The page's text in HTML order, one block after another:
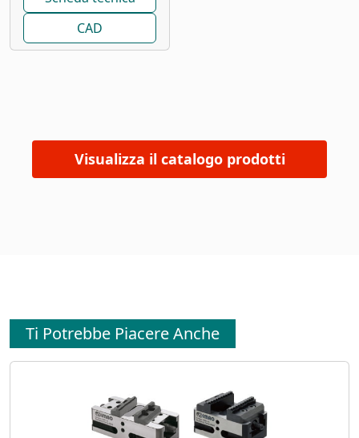
CAD
Visualizza il catalogo prodotti
Ti Potrebbe Piacere Anche